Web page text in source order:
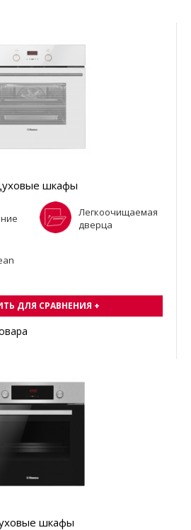
шкафы
Легкоочищаемая
дверца
ДЛЯ СРАВНЕНИЯ +
шкафы